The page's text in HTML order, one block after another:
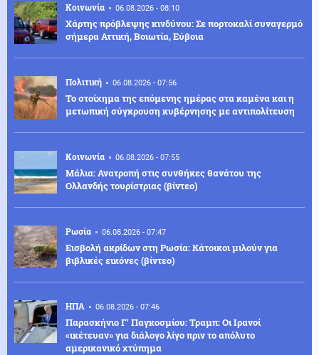
Κοινωνία 06.08.2026 - 08:10
Χάρτης πρόβλεψης κινδύνου: Σε πορτοκαλί συναγερμό
σήμερα Αττική, Βοιωτία, Εύβοια
Πολιτική 06.08.2026 - 07:56
Το στοίχημα της επόμενης ημέρας στα καμένα και η
μετωπική σύγκρουση κυβέρνησης με αντιπολίτευση
Κοινωνία 06.08.2026 - 07:55
Μάλια: Ανατροπή στις συνθήκες θανάτου της
Ολλανδής τουρίστριας (βίντεο)
Ρωσία 06.08.2026 - 07:47
Εισβολή ακρίδων στη Ρωσία: Κάτοικοι μιλούν για
βιβλικές εικόνες (βίντεο)
ΗΠΑ 06.08.2026 - 07:46
Παρασκήνιο Γ' Παγκοσμίου: Τραμπ: Οι Ιρανοί
«ικέτευαν» για διάλογο λίγο πριν το απόλυτο
αμερικανικό χτύπημα